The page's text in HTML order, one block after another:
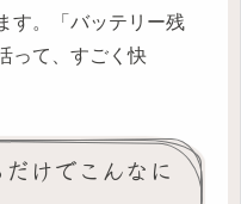
す。「バッテリー残
って、すごく快
けでこんなに